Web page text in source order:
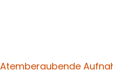
Atemberaubende